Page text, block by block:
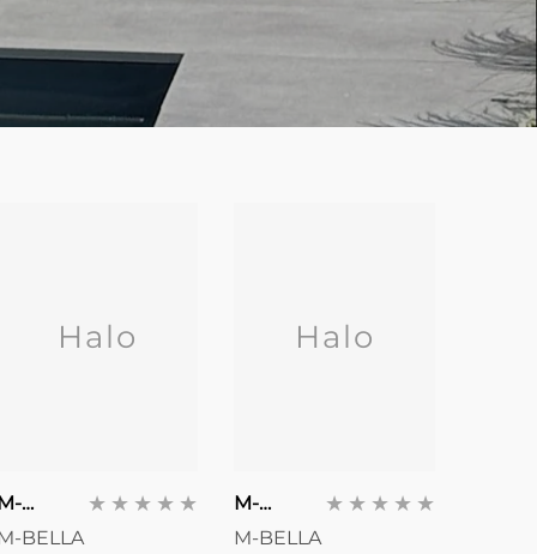
Halo
BELLA
Halo
Anbieter:
M-
Bella
M-BELLA